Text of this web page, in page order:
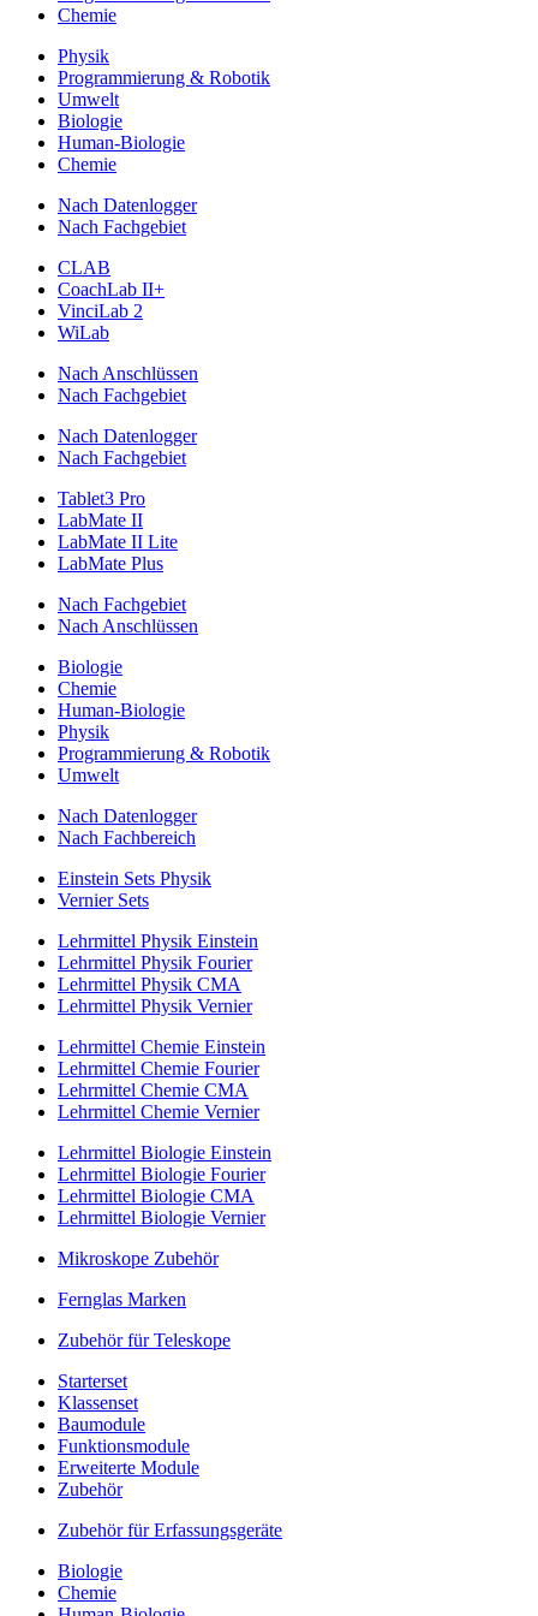
Chemie
Physik
Programmierung & Robotik
Umwelt
Biologie
Human-Biologie
Chemie
Nach Datenlogger
Nach Fachgebiet
CLAB
CoachLab II+
VinciLab 2
WiLab
Nach Anschlüssen
Nach Fachgebiet
Nach Datenlogger
Nach Fachgebiet
Tablet3 Pro
LabMate II
LabMate II Lite
LabMate Plus
Nach Fachgebiet
Nach Anschlüssen
Biologie
Chemie
Human-Biologie
Physik
Programmierung & Robotik
Umwelt
Nach Datenlogger
Nach Fachbereich
Einstein Sets Physik
Vernier Sets
Lehrmittel Physik Einstein
Lehrmittel Physik Fourier
Lehrmittel Physik CMA
Lehrmittel Physik Vernier
Lehrmittel Chemie Einstein
Lehrmittel Chemie Fourier
Lehrmittel Chemie CMA
Lehrmittel Chemie Vernier
Lehrmittel Biologie Einstein
Lehrmittel Biologie Fourier
Lehrmittel Biologie CMA
Lehrmittel Biologie Vernier
Mikroskope Zubehör
Fernglas Marken
Zubehör für Teleskope
Starterset
Klassenset
Baumodule
Funktionsmodule
Erweiterte Module
Zubehör
Zubehör für Erfassungsgeräte
Biologie
Chemie